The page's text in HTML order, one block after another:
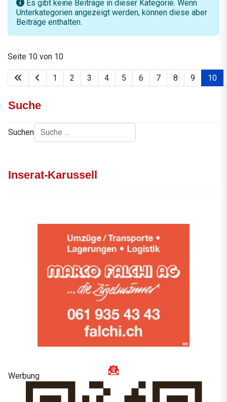
Information
Es gibt keine Beiträge in dieser Kategorie. Wenn
Unterkategorien angezeigt werden, können diese aber
Beiträge enthalten.
Seite 10 von 10
1 2 3 4 5 6 7 8 9 10
Suche
Suchen
Inserat-Karussell
Werbung